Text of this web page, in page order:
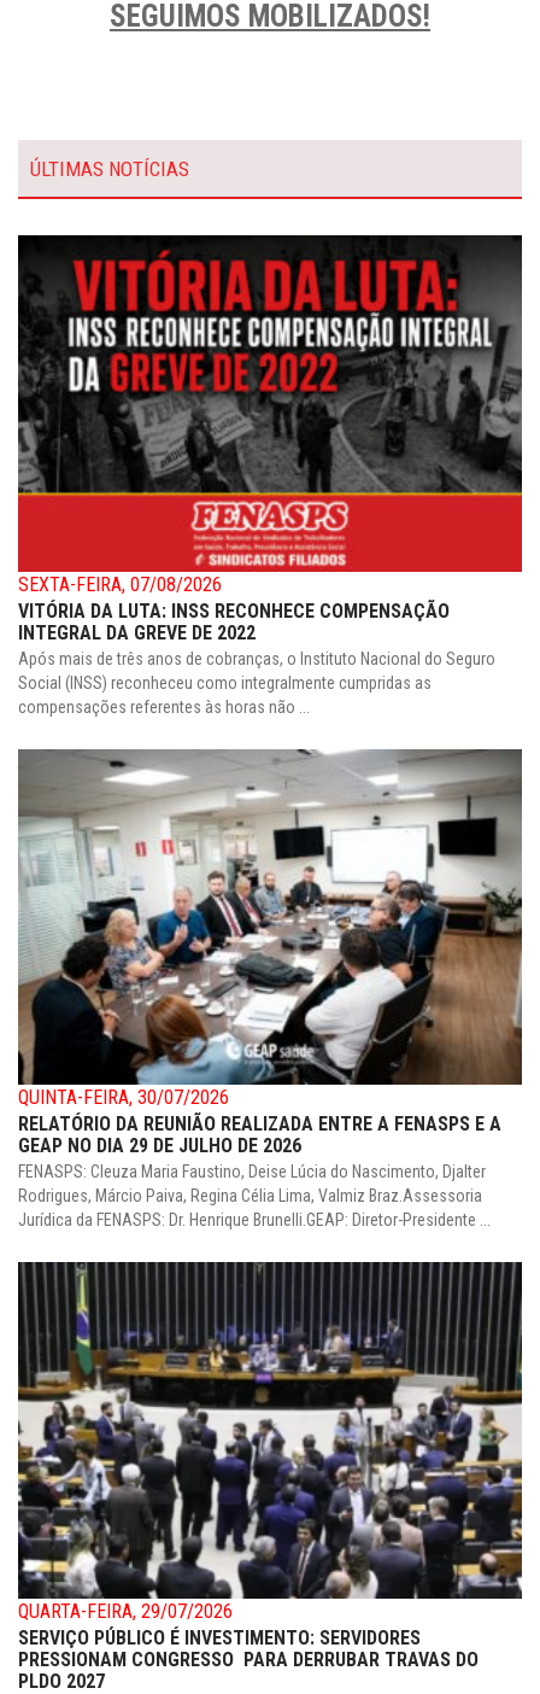
SEGUIMOS MOBILIZADOS!
ÚLTIMAS NOTÍCIAS
SEXTA-FEIRA, 07/08/2026
VITÓRIA DA LUTA: INSS RECONHECE COMPENSAÇÃO
INTEGRAL DA GREVE DE 2022
Após mais de três anos de cobranças, o Instituto Nacional do Seguro
Social (INSS) reconheceu como integralmente cumpridas as
compensações referentes às horas não ...
QUINTA-FEIRA, 30/07/2026
RELATÓRIO DA REUNIÃO REALIZADA ENTRE A FENASPS E A
GEAP NO DIA 29 DE JULHO DE 2026
FENASPS: Cleuza Maria Faustino, Deise Lúcia do Nascimento, Djalter
Rodrigues, Márcio Paiva, Regina Célia Lima, Valmiz Braz.Assessoria
Jurídica da FENASPS: Dr. Henrique Brunelli.GEAP: Diretor-Presidente ...
QUARTA-FEIRA, 29/07/2026
SERVIÇO PÚBLICO É INVESTIMENTO: SERVIDORES
PRESSIONAM CONGRESSO PARA DERRUBAR TRAVAS DO
PLDO 2027